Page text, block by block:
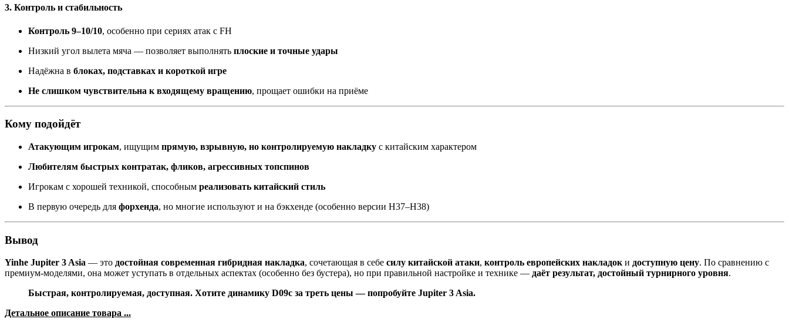
3. Контроль и стабильность
Контроль 9–10/10, особенно при сериях атак с FH
Низкий угол вылета мяча — позволяет выполнять плоские и точные удары
Надёжна в блоках, подставках и короткой игре
Не слишком чувствительна к входящему вращению, прощает ошибки на приёме
Кому подойдёт
Атакующим игрокам, ищущим прямую, взрывную, но контролируемую накладку с китайским характером
Любителям быстрых контратак, фликов, агрессивных топспинов
Игрокам с хорошей техникой, способным реализовать китайский стиль
В первую очередь для форхенда, но многие используют и на бэкхенде (особенно версии H37–H38)
Вывод
Yinhe Jupiter 3 Asia — это достойная современная гибридная накладка, сочетающая в себе силу китайской атаки, контроль европейских накладоки доступную цену. По сравнению с
премиум-моделями, она может уступать в отдельных аспектах (особенно без бустера), но при правильной настройке и технике — даёт результат, достойный турнирного уровня.
Быстрая, контролируемая, доступная. Хотите динамику D09c за треть цены — попробуйте Jupiter 3 Asia.
Детальное описание товара ...